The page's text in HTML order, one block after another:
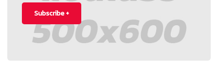
Subscribe +